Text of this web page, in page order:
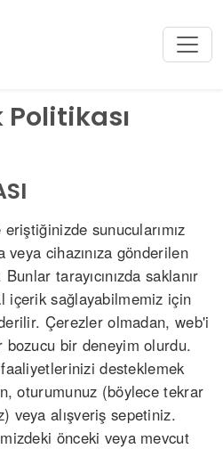
sunucularımız
veya cihazınıza gönderilen
tarayıcınızda saklanır
içerik sağlayabilmemiz için
Çerezler olmadan, web'i
bir deneyim olurdu.
desteklemek
oturumunuz (böylece tekrar
veya alışveriş sepetiniz.
önceki veya mevcut